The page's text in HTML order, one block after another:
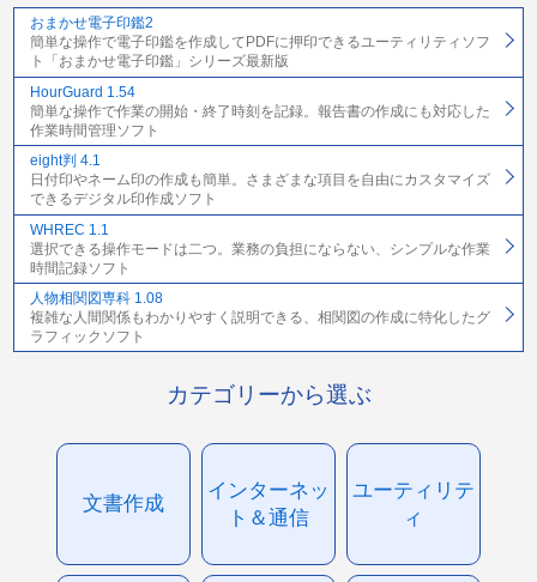
おまかせ電子印鑑2
簡単な操作で電子印鑑を作成してPDFに押印できるユーティリティソフ
ト「おまかせ電子印鑑」シリーズ最新版
HourGuard 1.54
簡単な操作で作業の開始・終了時刻を記録。報告書の作成にも対応した
作業時間管理ソフト
eight判 4.1
日付印やネーム印の作成も簡単。さまざまな項目を自由にカスタマイズ
できるデジタル印作成ソフト
WHREC 1.1
選択できる操作モードは二つ。業務の負担にならない、シンプルな作業
時間記録ソフト
人物相関図専科 1.08
複雑な人間関係もわかりやすく説明できる、相関図の作成に特化したグ
ラフィックソフト
カテゴリーから選ぶ
文書作成
インターネッ
ト＆通信
ユーティリテ
ィ